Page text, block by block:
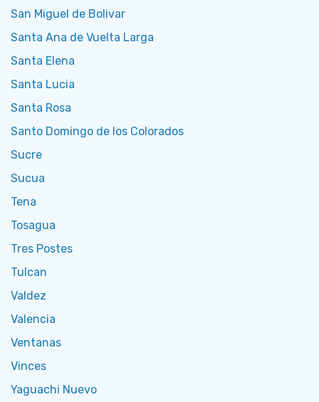
San Miguel de Bolivar
Santa Ana de Vuelta Larga
Santa Elena
Santa Lucia
Santa Rosa
Santo Domingo de los Colorados
Sucre
Sucua
Tena
Tosagua
Tres Postes
Tulcan
Valdez
Valencia
Ventanas
Vinces
Yaguachi Nuevo